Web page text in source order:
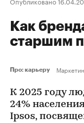
Как
старшим
Про: карьеру
К 2025 году
24%
Ipsos,